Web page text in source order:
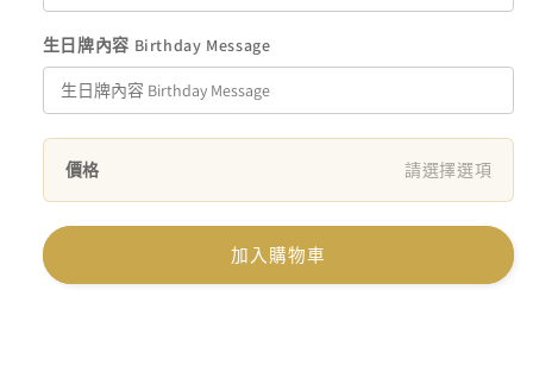
生日牌內容 Birthday Message
價格 請選擇選項
加入購物車